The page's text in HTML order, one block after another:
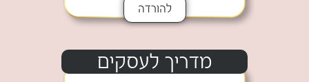
להורדה
מדריך לעסקים